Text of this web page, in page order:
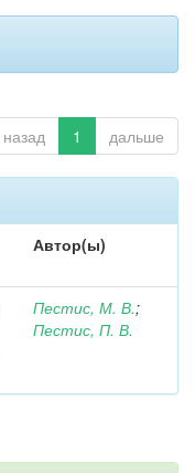
назад 1 дальше
Автор(ы)
Пестис, М. В.;
Пестис, П. В.